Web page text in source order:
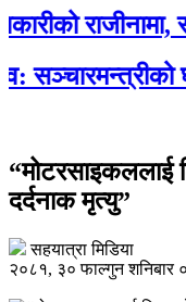
राजीनामा,
घरमा
“मोटरसाइकललाई
दर्दनाक मृत्यु”
सहयात्रा मिडिया
२०८१, ३० फाल्गुन शनिबार